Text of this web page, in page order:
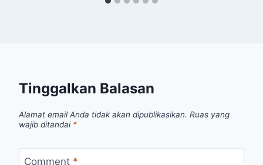
Tinggalkan Balasan
Alamat email Anda tidak akan dipublikasikan. Ruas yang
wajib ditandai *
Comment *